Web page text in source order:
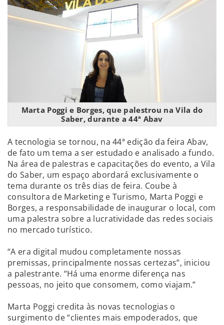
Marta Poggi e Borges, que palestrou na Vila do
Saber, durante a 44ª Abav
A tecnologia se tornou, na 44ª edição da feira Abav,
de fato um tema a ser estudado e analisado a fundo.
Na área de palestras e capacitações do evento, a Vila
do Saber, um espaço abordará exclusivamente o
tema durante os três dias de feira. Coube à
consultora de Marketing e Turismo, Marta Poggi e
Borges, a responsabilidade de inaugurar o local, com
uma palestra sobre a lucratividade das redes sociais
no mercado turístico.
“A era digital mudou completamente nossas
premissas, principalmente nossas certezas”, iniciou
a palestrante. “Há uma enorme diferença nas
pessoas, no jeito que consomem, como viajam.”
Marta Poggi credita às novas tecnologias o
surgimento de “clientes mais empoderados, que